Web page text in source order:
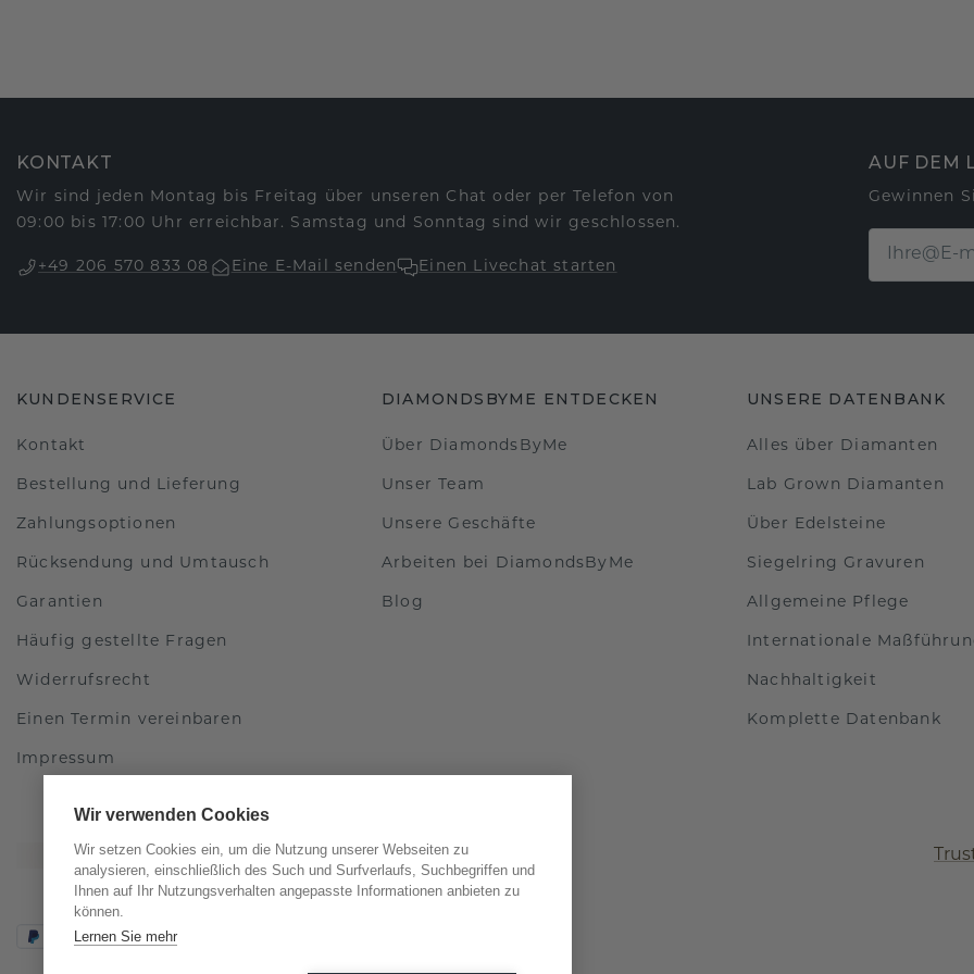
KONTAKT
Wir sind jeden Montag bis Freitag über unseren Chat oder per Telefon von
09:00 bis 17:00 Uhr erreichbar. Samstag und Sonntag sind wir geschlossen.
+49 206 570 833 08 Eine E-Mail senden Einen Livechat starten
AUF DEM
Gewinnen
KUNDENSERVICE
Kontakt
Bestellung und Lieferung
Zahlungsoptionen
Rücksendung und Umtausch
Garantien
Häufig gestellte Fragen
Widerrufsrecht
Einen Termin vereinbaren
Impressum
DIAMONDSBYME ENTDECKEN
Über DiamondsByMe
Unser Team
Unsere Geschäfte
Arbeiten bei DiamondsByMe
Blog
UNSERE DATENBANK
Alles über Diamanten
Lab Grown Diamanten
Über Edelsteine
Siegelring Gravuren
Allgemeine Pflege
Internationale
Nachhaltigkeit
Komplette Datenbank
Wir verwenden Cookies
Wir setzen Cookies ein, um die Nutzung unserer Webseiten zu
analysieren, einschließlich des Such und Surfverlaufs, Suchbegriffen und
Ihnen auf Ihr Nutzungsverhalten angepasste Informationen anbieten zu
können.
Lernen Sie mehr